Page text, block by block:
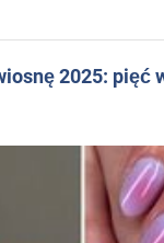
2025: pięć